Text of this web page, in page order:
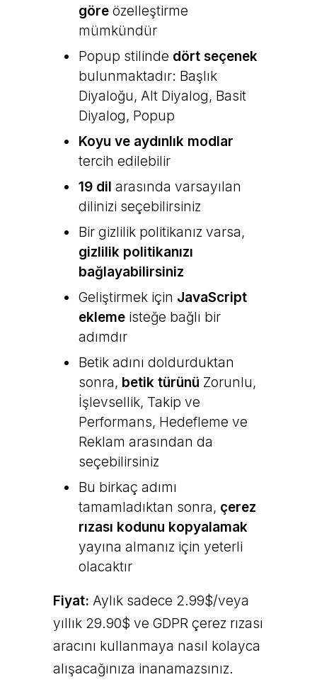
göreözelleştirme
mümkündür
Popup stilinde dört seçenek
bulunmaktadır: Başlık
Diyaloğu, Alt Diyalog, Basit
Diyalog, Popup
Koyu ve aydınlık modlar
tercih edilebilir
19 dil arasında varsayılan
dilinizi seçebilirsiniz
Bir gizlilik politikanız varsa,
gizlilik politikanızı
bağlayabilirsiniz
Geliştirmek için JavaScript
eklemeisteğe bağlı bir
adımdır
Betik adını doldurduktan
sonra, betik türünü Zorunlu,
İşlevsellik, Takip ve
Performans, Hedefleme ve
Reklam arasından da
seçebilirsiniz
Bu birkaç adımı
tamamladıktan sonra, çerez
rızası kodunu kopyalamak
yayına almanız için yeterli
olacaktır
Fiyat: Aylık sadece 2.99$/veya
yıllık 29.90$ ve GDPR çerez rızası
aracını kullanmaya nasıl kolayca
alışacağınıza inanamazsınız.